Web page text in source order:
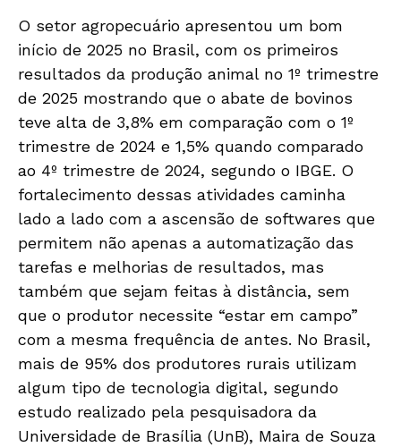
O setor agropecuário apresentou um bom
início de 2025 no Brasil, com os primeiros
resultados da produção animal no 1º trimestre
de 2025 mostrando que o abate de bovinos
teve alta de 3,8% em comparação com o 1º
trimestre de 2024 e 1,5% quando comparado
ao 4º trimestre de 2024, segundo o IBGE. O
fortalecimento dessas atividades caminha
lado a lado com a ascensão de softwares que
permitem não apenas a automatização das
tarefas e melhorias de resultados, mas
também que sejam feitas à distância, sem
que o produtor necessite “estar em campo”
com a mesma frequência de antes. No Brasil,
mais de 95% dos produtores rurais utilizam
algum tipo de tecnologia digital, segundo
estudo realizado pela pesquisadora da
Universidade de Brasília (UnB), Maira de Souza